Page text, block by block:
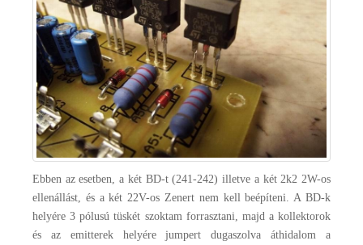
Ebben az esetben, a két BD-t (241-242) illetve a két 2k2 2W-os
ellenállást, és a két 22V-os Zenert nem kell beépíteni. A BD-k
helyére 3 pólusú tüskét szoktam forrasztani, majd a kollektorok
és az emitterek helyére jumpert dugaszolva áthidalom a